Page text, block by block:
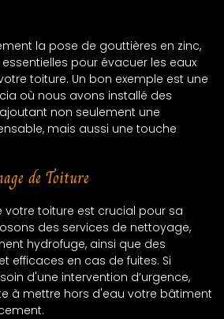
la pose de gouttières en zinc,
pour évacuer les eaux
toiture. Un bon exemple est une
où nous avons installé des
non seulement une
mais aussi une touche
de Toiture
votre toiture est crucial pour sa
des services de nettoyage,
hydrofuge, ainsi que des
efficaces en cas de fuites. Si
d'une intervention d’urgence,
à mettre hors d'eau votre bâtiment